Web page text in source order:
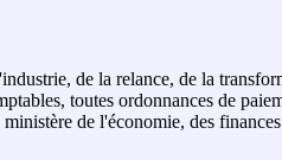
de la relance, de la
toutes ordonnances de
de l'économie, des